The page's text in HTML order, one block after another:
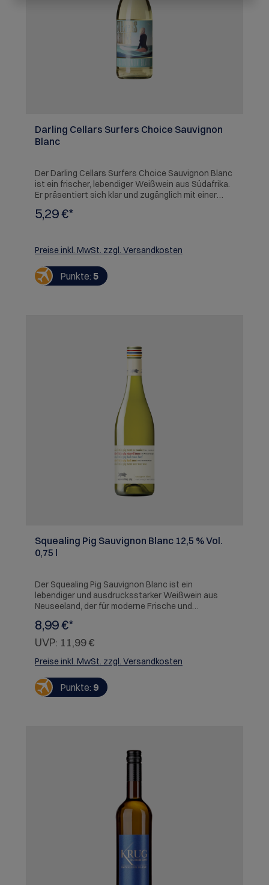
Darling Cellars Surfers Choice Sauvignon
Blanc
Der Darling Cellars Surfers Choice Sauvignon Blanc
ist ein frischer, lebendiger Weißwein aus Südafrika.
Er präsentiert sich klar und zugänglich mit einer
Blanc-Stilistik. Seine unkomplizierte Art macht ihn
Weißwein mit südafrikanischer Leichtigkeit.
Meeresfrüchten, Salaten, Ziegenkäse oder als
Aperitif.
5,29 €*
Preise inkl. MwSt. zzgl. Versandkosten
Punkte: 5
Squealing Pig Sauvignon Blanc 12,5 % Vol.
0,75 l
Der Squealing Pig Sauvignon Blanc ist ein
lebendiger und ausdrucksstarker Weißwein aus
Neuseeland, der für moderne Frische und
klaren Stilistik präsentiert er sich aromatisch, frisch
und animierend. Typisch für neuseeländischen
Sauvignon Blanc überzeugt er mit intensiver Frucht
und einer knackigen Struktur. Ein dynamischer
Momenten und warmen Tagen passt.
8,99 €*
UVP: 11,99 €
Preise inkl. MwSt. zzgl. Versandkosten
Punkte: 9